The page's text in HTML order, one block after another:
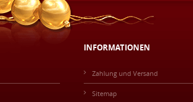
INFORMATIONEN
Zahlung und Versand
Sitemap